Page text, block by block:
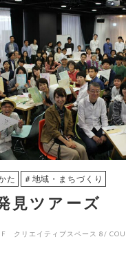
た ＃地域・まちづくり
見ツアーズ
クリエイティブスペース 8/